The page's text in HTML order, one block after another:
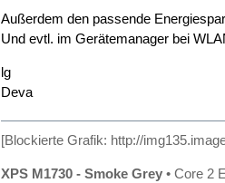
Außerdem den passende
Und evtl. im Gerätemanager bei
lg
Deva
[Blockierte Grafik: http://
XPS M1730 - Smoke Grey • Core 2